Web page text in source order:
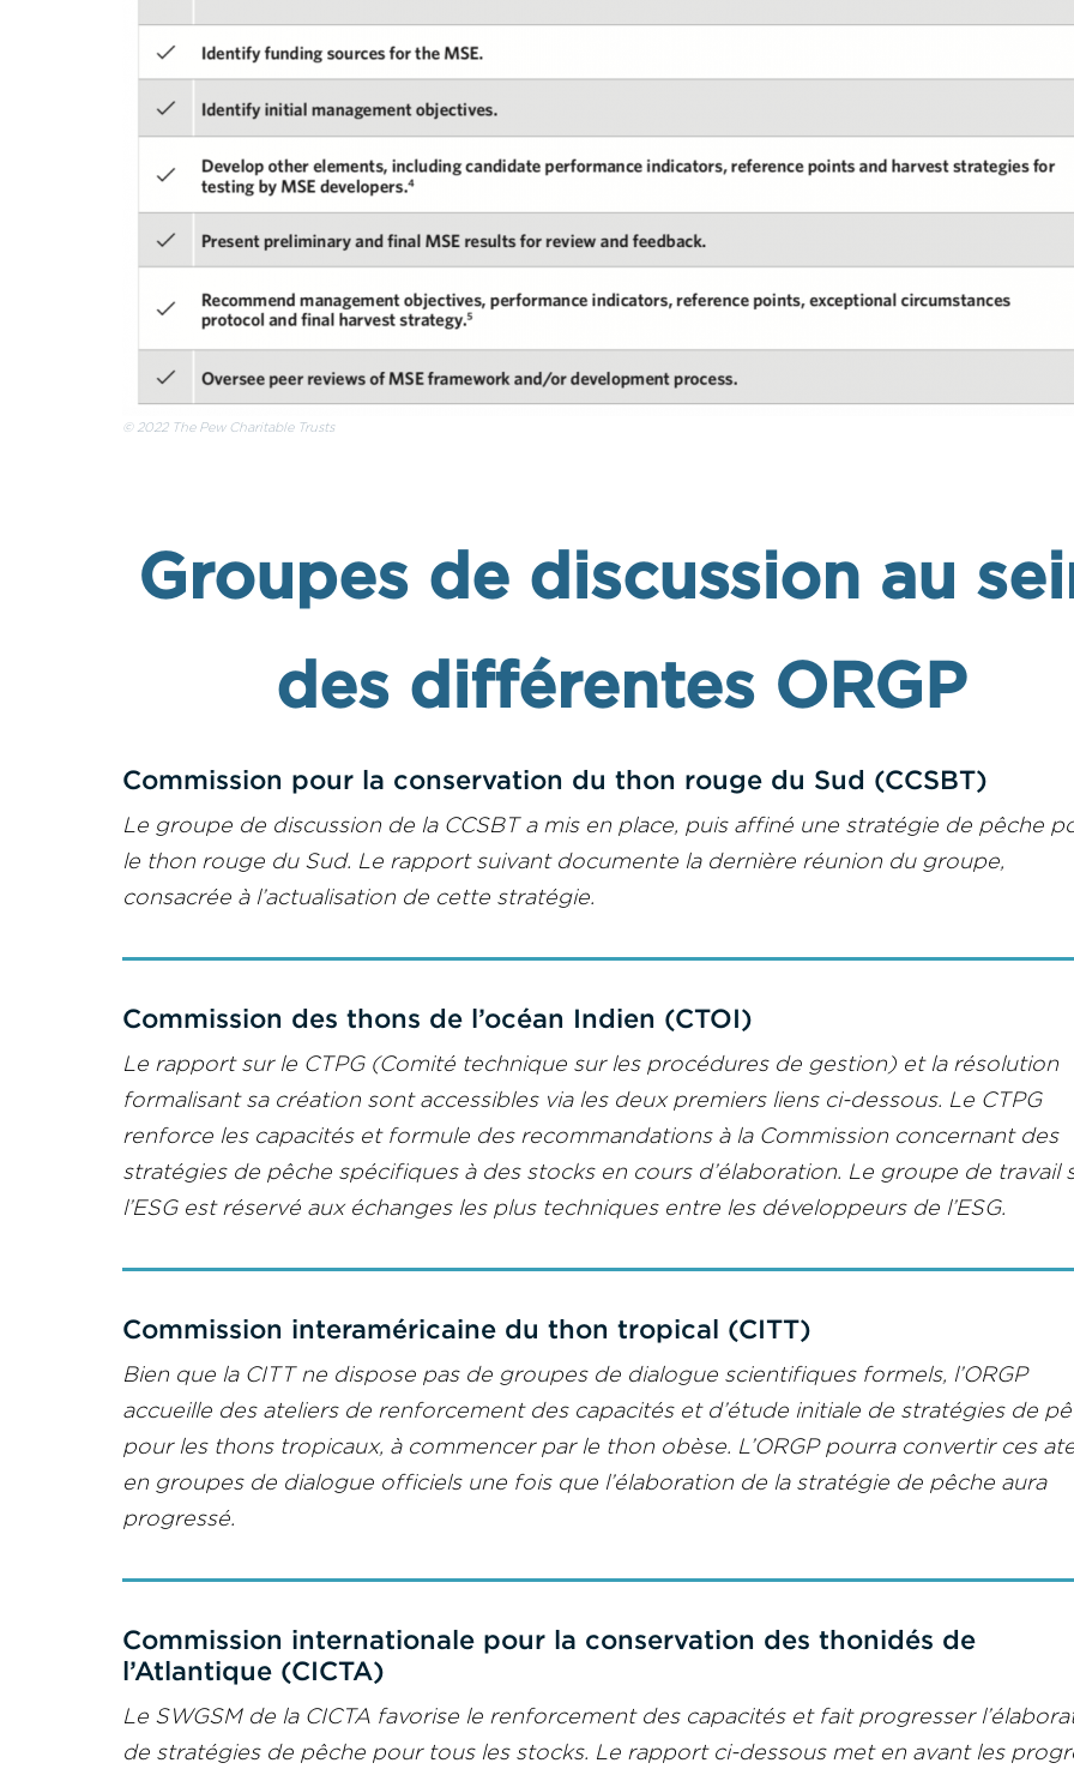
©️ 2022 The Pew Charitable Trusts
Groupes de discussion au
des différentes ORGP
Commission pour la conservation du thon rouge du Sud (CCSBT)
Le groupe de discussion de la CCSBT a mis en place, puis affiné une stratégie de pêche
le thon rouge du Sud. Le rapport suivant documente la dernière réunion du groupe,
consacrée à l’actualisation de cette stratégie.
Commission des thons de l’océan Indien (CTOI)
Le rapport sur le CTPG (Comité technique sur les procédures de gestion) et la résolution
formalisant sa création sont accessibles via les deux premiers liens ci-dessous. Le CTPG
renforce les capacités et formule des recommandations à la Commission concernant des
stratégies de pêche spécifiques à des stocks en cours d’élaboration. Le groupe de travail
l’ESG est réservé aux échanges les plus techniques entre les développeurs de l’ESG.
Commission interaméricaine du thon tropical (CITT)
Bien que la CITT ne dispose pas de groupes de dialogue scientifiques formels, l’ORGP
accueille des ateliers de renforcement des capacités et d’étude initiale de stratégies de
pour les thons tropicaux, à commencer par le thon obèse. L’ORGP pourra convertir ces
en groupes de dialogue officiels une fois que l’élaboration de la stratégie de pêche aura
progressé.
Commission internationale pour la conservation des thonidés de
l’Atlantique (CICTA)
Le SWGSM de la CICTA favorise le renforcement des capacités et fait progresser
de stratégies de pêche pour tous les stocks. Le rapport ci-dessous met en avant les